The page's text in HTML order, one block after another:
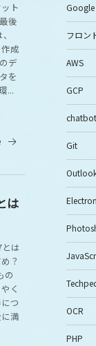
ト
後
成
デ
を
...
は
は
？
の
く
つ
満
Google
フロン
AWS
GCP
chatbot
Git
Electron
OCR
PHP